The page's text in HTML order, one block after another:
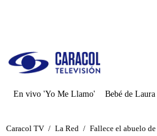
En vivo 'Yo Me Llamo' Bebé de
Caracol TV / La Red / Fallece el abuelo